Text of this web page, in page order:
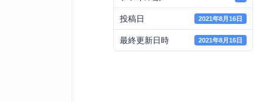
投稿日 2021年8月16日
最終更新日時 2021年8月16日